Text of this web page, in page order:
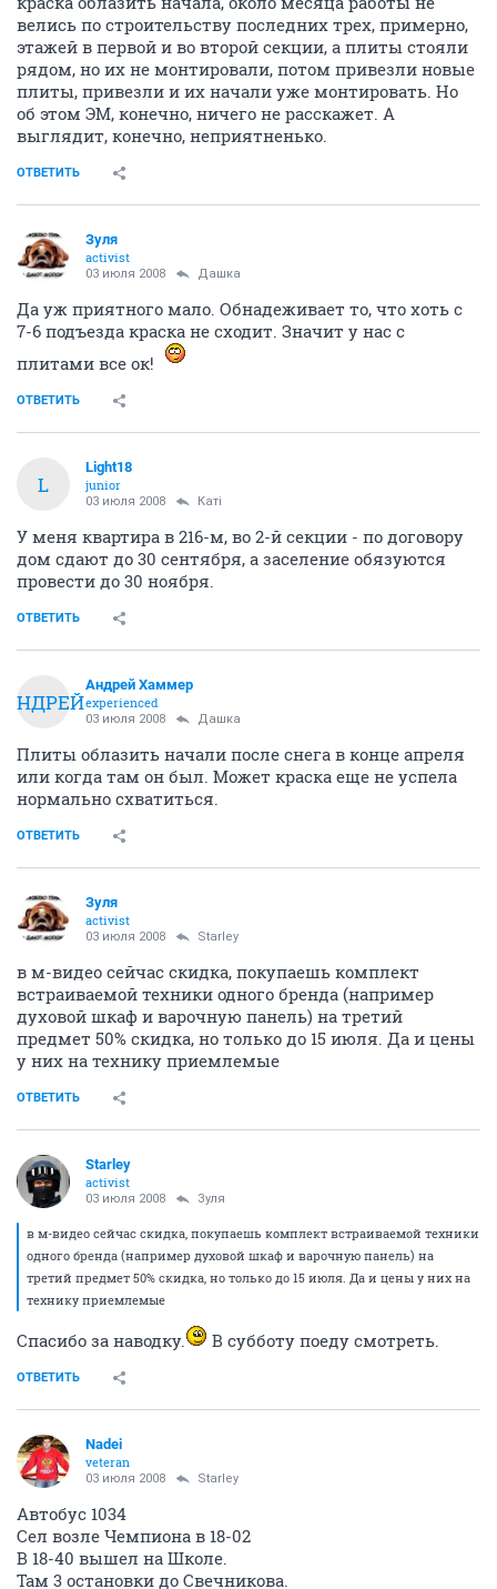
велись по строительству последних трех, примерно,
этажей в первой и во второй секции, а плиты стояли
рядом, но их не монтировали, потом привезли новые
плиты, привезли и их начали уже монтировать. Но
об этом ЭМ, конечно, ничего не расскажет. А
выглядит, конечно, неприятненько.
ОТВЕТИТЬ
Зуля
activist
03 июля 2008 Дашка
Да уж приятного мало. Обнадеживает то, что хоть с
7-6 подъезда краска не сходит. Значит у нас с
плитами все ок!
ОТВЕТИТЬ
L
Light18
junior
03 июля 2008 Катi
У меня квартира в 216-м, во 2-й секции - по договору
дом сдают до 30 сентября, а заселение обязуются
провести до 30 ноября.
ОТВЕТИТЬ
АНДРЕЙ
Андрей Хаммер
experienced
03 июля 2008 Дашка
Плиты облазить начали после снега в конце апреля
или когда там он был. Может краска еще не успела
нормально схватиться.
ОТВЕТИТЬ
Зуля
activist
03 июля 2008 Starley
в м-видео сейчас скидка, покупаешь комплект
встраиваемой техники одного бренда (например
духовой шкаф и варочную панель) на третий
предмет 50% скидка, но только до 15 июля. Да и цены
у них на технику приемлемые
ОТВЕТИТЬ
Starley
activist
03 июля 2008 Зуля
в м-видео сейчас скидка, покупаешь комплект встраиваемой техники
одного бренда (например духовой шкаф и варочную панель) на
третий предмет 50% скидка, но только до 15 июля. Да и цены у них на
технику приемлемые
Спасибо за наводку. В субботу поеду смотреть.
ОТВЕТИТЬ
Nadei
veteran
03 июля 2008 Starley
Автобус 1034
Сел возле Чемпиона в 18-02
В 18-40 вышел на Школе.
Там 3 остановки до Свечникова.